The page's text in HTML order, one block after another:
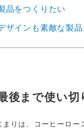
品をつくりたい
ザインも素敵な製品
後まで使い切
りは、コーヒーロ